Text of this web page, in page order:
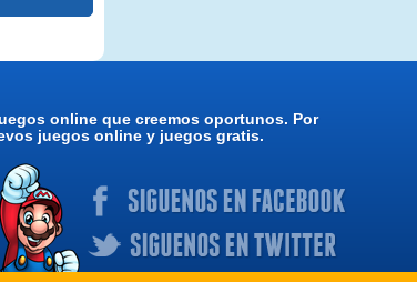
online que creemos oportunos. Por
juegos online y juegos gratis.